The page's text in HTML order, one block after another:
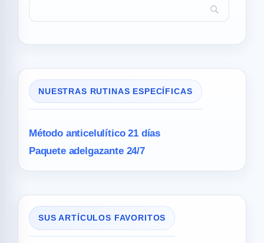
NUESTRAS RUTINAS ESPECÍFICAS
Método anticelulítico 21 días
Paquete adelgazante 24/7
SUS ARTÍCULOS FAVORITOS